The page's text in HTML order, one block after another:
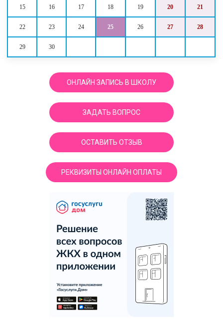
15 16 17 18 19 20 21
22 23 24 25 26 27 28
29 30
ОНЛАЙН ЗАПИСЬ В ШКОЛУ
ЗАДАТЬ ВОПРОС
ОСТАВИТЬ ОТЗЫВ
РЕКВИЗИТЫ ОНЛАЙН ОПЛАТЫ